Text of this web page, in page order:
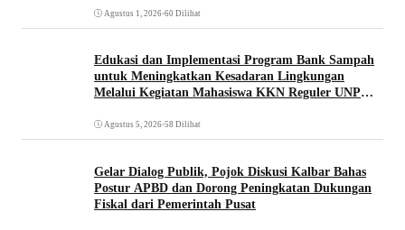
Agustus 1, 2026•60 Dilihat
Edukasi dan Implementasi Program Bank Sampah
untuk Meningkatkan Kesadaran Lingkungan
Melalui Kegiatan Mahasiswa KKN Reguler UNP
Agustus 5, 2026•58 Dilihat
Gelar Dialog Publik, Pojok Diskusi Kalbar Bahas
Postur APBD dan Dorong Peningkatan Dukungan
Fiskal dari Pemerintah Pusat